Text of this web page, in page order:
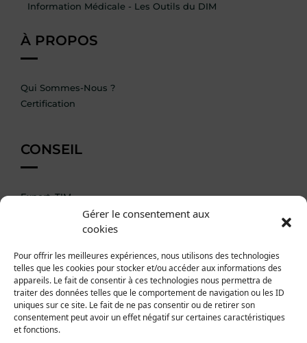
Gérer le consentement aux
cookies
Pour offrir les meilleures expériences, nous utilisons des technologies
telles que les cookies pour stocker et/ou accéder aux informations des
appareils. Le fait de consentir à ces technologies nous permettra de
traiter des données telles que le comportement de navigation ou les ID
uniques sur ce site. Le fait de ne pas consentir ou de retirer son
consentement peut avoir un effet négatif sur certaines caractéristiques
et fonctions.
Information Médicale - Les Outils du DIM
À PROPOS
Qui Sommes-Nous ?
Certification
CONSEIL
Expert_TIM
Accompagnement DIM
AIDES
La formation en Pratique
Documentation
Nous Contacter